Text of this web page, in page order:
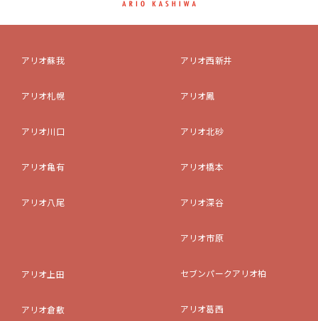
アリオ蘇我
アリオ札幌
アリオ川口
アリオ亀有
アリオ八尾
アリオ上田
アリオ倉敷
アリオ西新井
アリオ鳳
アリオ北砂
アリオ橋本
アリオ深谷
アリオ市原
セブンパークアリオ柏
アリオ葛西